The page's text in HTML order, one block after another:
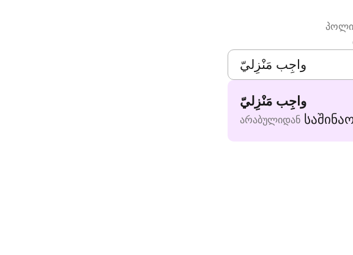
واجِب مَنْزِليّ
არაბულიდან